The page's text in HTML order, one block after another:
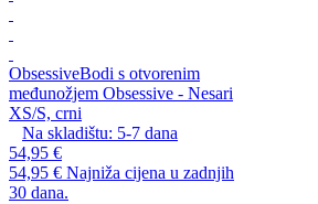
ObsessiveBodi s otvorenim
međunožjem Obsessive - Nesari
XS/S, crni
Na skladištu: 5-7 dana
54,95 €
54,95 € Najniža cijena u zadnjih
30 dana.